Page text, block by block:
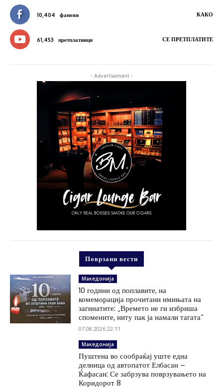
10,404 фанови КАКО
61,453 претплатници СЕ ПРЕТПЛАТИТЕ
- Advertisement -
Поврзани вести
Македонија
10 години од поплавите, на
комеморација прочитани имињата на
загинатите: „Времето не ги избриша
спомените, ниту пак ја намали тагата“
07.08.2026 22:11
Македонија
Пуштена во сообраќај уште една
делница од автопатот Елбасан –
Ќафасан: Се забрзува поврзувањето на
Коридорот 8